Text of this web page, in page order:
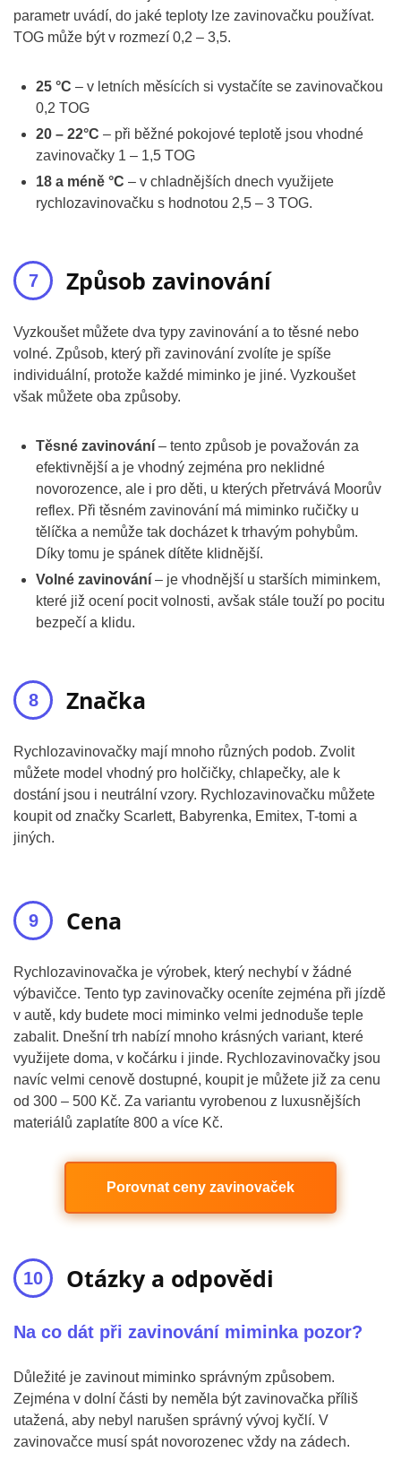
parametr uvádí, do jaké teploty lze zavinovačku používat.
TOG může být v rozmezí 0,2 – 3,5.
25 °C – v letních měsících si vystačíte se zavinovačkou
0,2 TOG
20 – 22°C – při běžné pokojové teplotě jsou vhodné
zavinovačky 1 – 1,5 TOG
18 a méně °C – v chladnějších dnech využijete
rychlozavinovačku s hodnotou 2,5 – 3 TOG.
Způsob zavinování
Vyzkoušet můžete dva typy zavinování a to těsné nebo
volné. Způsob, který při zavinování zvolíte je spíše
individuální, protože každé miminko je jiné. Vyzkoušet
však můžete oba způsoby.
Těsné zavinování – tento způsob je považován za
efektivnější a je vhodný zejména pro neklidné
novorozence, ale i pro děti, u kterých přetrvává Moorův
reflex. Při těsném zavinování má miminko ručičky u
tělíčka a nemůže tak docházet k trhavým pohybům.
Díky tomu je spánek dítěte klidnější.
Volné zavinování – je vhodnější u starších miminkem,
které již ocení pocit volnosti, avšak stále touží po pocitu
bezpečí a klidu.
Značka
Rychlozavinovačky mají mnoho různých podob. Zvolit
můžete model vhodný pro holčičky, chlapečky, ale k
dostání jsou i neutrální vzory. Rychlozavinovačku můžete
koupit od značky Scarlett, Babyrenka, Emitex, T-tomi a
jiných.
Cena
Rychlozavinovačka je výrobek, který nechybí v žádné
výbavičce. Tento typ zavinovačky oceníte zejména při jízdě
v autě, kdy budete moci miminko velmi jednoduše teple
zabalit. Dnešní trh nabízí mnoho krásných variant, které
využijete doma, v kočárku i jinde. Rychlozavinovačky jsou
navíc velmi cenově dostupné, koupit je můžete již za cenu
od 300 – 500 Kč. Za variantu vyrobenou z luxusnějších
materiálů zaplatíte 800 a více Kč.
Porovnat ceny zavinovaček
Otázky a odpovědi
Na co dát při zavinování miminka pozor?
Důležité je zavinout miminko správným způsobem.
Zejména v dolní části by neměla být zavinovačka příliš
utažená, aby nebyl narušen správný vývoj kyčlí. V
zavinovačce musí spát novorozenec vždy na zádech.